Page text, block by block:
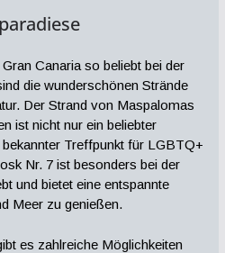
Canaria so beliebt bei der
die wunderschönen Strände
Der Strand von Maspalomas
ist nicht nur ein beliebter
Treffpunkt für LGBTQ+
Nr. 7 ist besonders bei der
und bietet eine entspannte
Meer zu genießen.
es zahlreiche Möglichkeiten